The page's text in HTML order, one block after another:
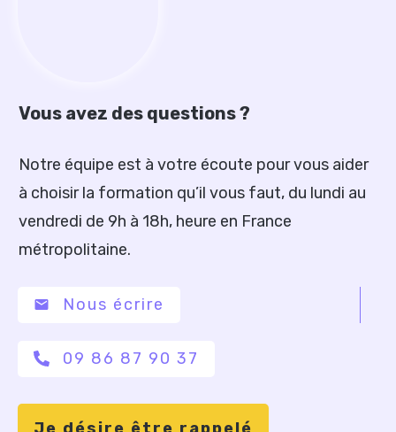
Vous avez des questions ?
Notre équipe est à votre écoute pour vous aider
à choisir la formation qu’il vous faut, du lundi au
vendredi de 9h à 18h, heure en France
métropolitaine.
Nous écrire
09 86 87 90 37